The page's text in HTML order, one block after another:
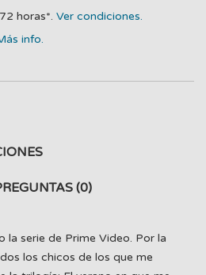
horas*. Ver condiciones.
info.
(0)
la serie de Prime Video. Por la
los chicos de los que me